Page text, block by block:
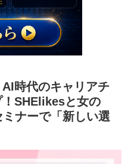
AI時代のキャリアチ
！SHElikesと女の
ナーで「新しい選